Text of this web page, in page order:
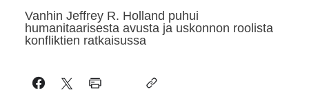
Vanhin Jeffrey R. Holland puhui
humanitaarisesta avusta ja uskonnon roolista
konfliktien ratkaisussa